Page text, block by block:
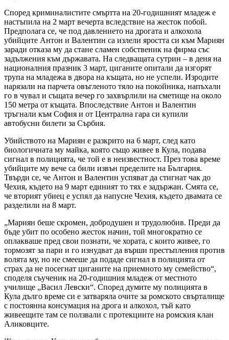
Според криминалистите смъртта на 20-годишният младеж е
настъпила на 2 март вечерта вследствие на жесток побой.
Предполага се, че под давлението на дрогата и алкохола
убийците Антон и Валентин са излели яростта си към Мариян
заради отказа му да стане сламен собственик на фирма със
задължения към държавата. На следващата сутрин – в деня на
националния празник 3 март, циганите опитали да изгорят
трупа на младежа в двора на къщата, но не успели. Изродите
нарязали на парчета овъгленото тяло на покойника, напъхали
го в чувал и същата вечер го захвърлили на сметище на около
150 метра от къщата. Впоследствие Антон и Валентин
тръгнали към София и от Централна гара си купили
автобусни билети за Сърбия.
Убийството на Мариян е разкрито на 6 март, след като
биологичната му майка, която също живее в Кула, подава
сигнал в полицията, че той е в неизвестност. През това време
убийците му вече са били извън пределите на България.
Твърди се, че Антон и Валентин успяват да стигнат чак до
Чехия, където на 9 март единият то тях е задържан. Смята се,
че вторият убиец е успял да напусне Чехия, където двамата се
разделили на 8 март.
„Мариян беше скромен, добродушен и трудолюбив. Преди да
бъде убит по особено жесток начин, той многократно се
оплакваше пред свои познати, че хората, с които живее, го
тормозят за пари и го изнудват да върши престъпления против
волята му, но не смееше да подаде сигнал в полицията от
страх да не посегнат циганите на приемното му семейство“,
споделя съученик на 20-годишния младеж от местното
училище „Васил Левски“. Според думите му полицията в
Кула дълго време си е затваряла очите за ромското свърталище
с постоянна консумация на дрога и алкохол, тъй като
живеещите там се ползвали с протекциите на ромския клан
Аликовците.